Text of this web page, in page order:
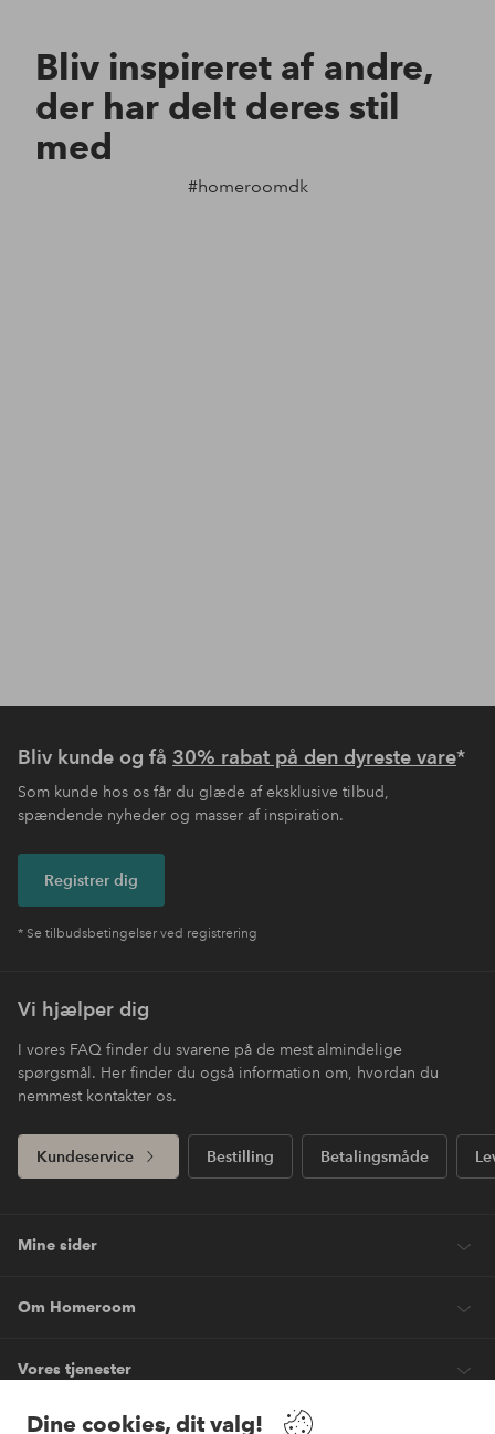
Dine cookies, dit valg!
Bliv inspireret af andre,
der har delt deres stil
med
#homeroomdk
Bliv kunde og få 30% rabat på den dyreste vare*
Som kunde hos os får du glæde af eksklusive tilbud,
spændende nyheder og masser af inspiration.
Registrer dig
* Se tilbudsbetingelser ved registrering
Vi hjælper dig
I vores FAQ finder du svarene på de mest almindelige
spørgsmål. Her finder du også information om, hvordan du
nemmest kontakter os.
Kundeservice Bestilling Betalingsmåde
Mine sider
Om Homeroom
Vores tjenester